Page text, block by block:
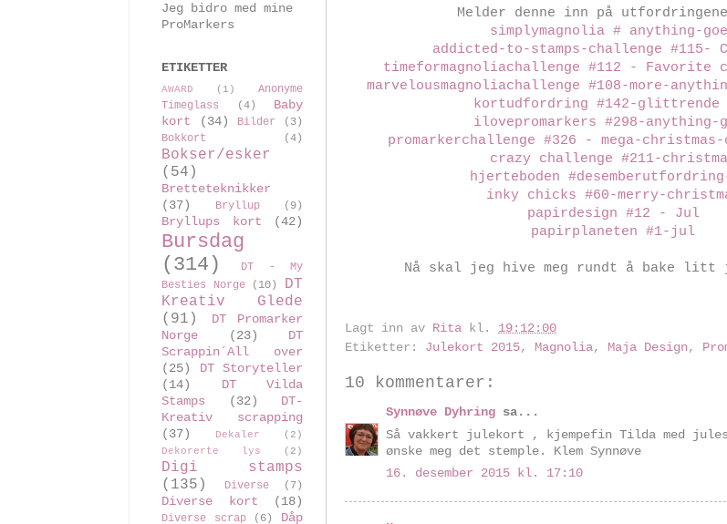
Melder denne inn på
simplymagnolia # anything-
addicted-to-stamps-challenge #115-
timeformagnoliachallenge #112 - Favorite
marvelousmagnoliachallenge #108-more-
kortudfordring #142-
ilovepromarkers #298-anything-
promarkerchallenge #326 - mega-
crazy challenge #211-
hjerteboden
inky chicks #60-merry-
papirdesign #12 - Jul
papirplaneten #1-jul
Nå skal jeg hive meg rundt å bake litt
Lagt inn av Rita kl. 19:12:00
Etiketter: Julekort 2015, Magnolia, Maja Design ,
10 kommentarer:
Synnøve Dyhring sa...
Så vakkert julekort , kjempefin Tilda med
ønske meg det stemple. Klem Synnøve
16. desember 2015 kl. 17:10
Jeg bidro med mine
ProMarkers
ETIKETTER
AWARD (1)
Anonyme
Timeglass
(4)
Baby
kort
(34) Bilder
(3)
Bokkort
(4)
Bokser/esker
(54)
Bretteteknikker
(37)
Bryllup (9)
Bryllups kort (42)
Bursdag
(314)
DT - My
Besties Norge
(10)
DT
Kreativ Glede
(91)
DT Promarker
Norge
(23)
DT
Scrappin´All over
(25)
DT Storyteller
(14)
DT Vilda
Stamps
(32)
DT-
Kreativ scrapping
(37)
Dekaler
(2)
Dekorerte lys
(2)
Digi stamps
(135)
Diverse (7)
Diverse kort (18)
Diverse scrap (6) Dåp